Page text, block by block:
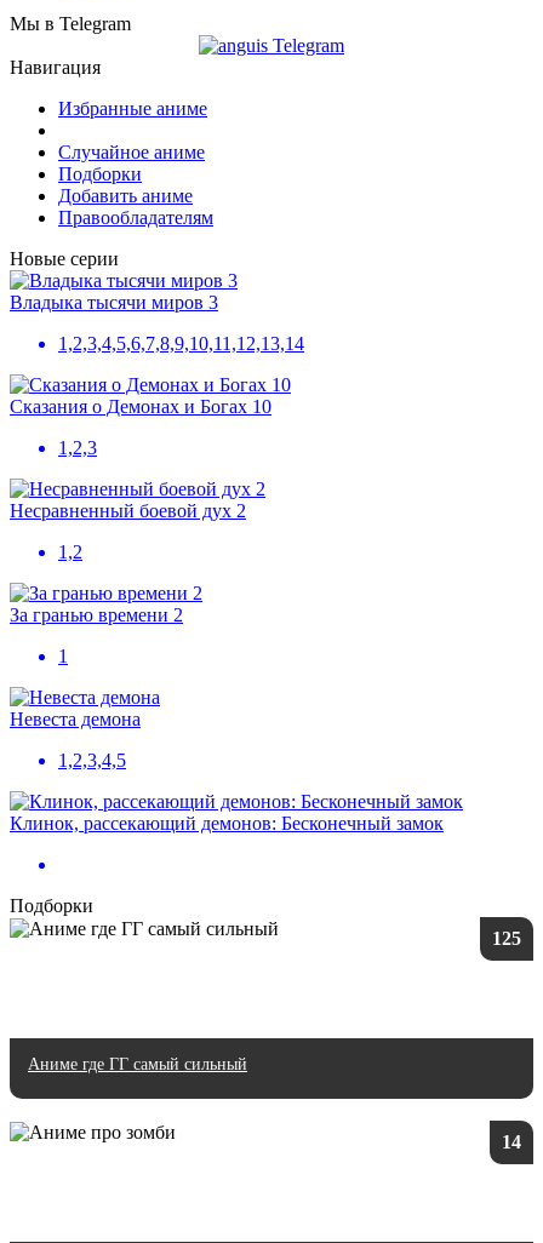
Мы в Telegram
Навигация
Избранные аниме
Случайное аниме
Подборки
Добавить аниме
Правообладателям
Новые серии
Владыка тысячи миров 3
1,2,3,4,5,6,7,8,9,10,11,12,13,14
Сказания о Демонах и Богах 10
1,2,3
Несравненный боевой дух 2
1,2
За гранью времени 2
1
Невеста демона
1,2,3,4,5
Клинок, рассекающий демонов: Бесконечный замок
Подборки
125
Аниме где ГГ самый сильный
14